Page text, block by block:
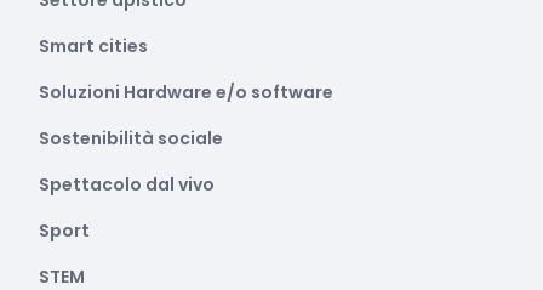
Smart cities
Soluzioni Hardware e/o software
Sostenibilità sociale
Spettacolo dal vivo
Sport
STEM